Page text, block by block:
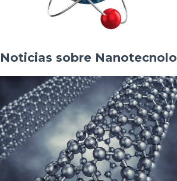
Noticias sobre